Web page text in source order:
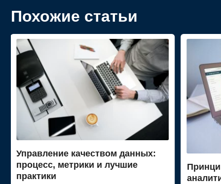
Похожие статьи
Управление качеством данных:
процесс, метрики и лучшие
практики